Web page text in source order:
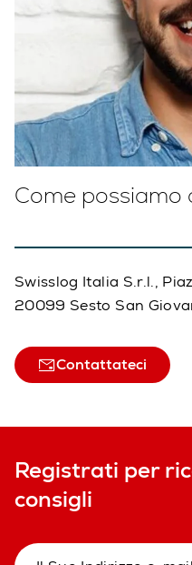
Come
Swisslog Italia S.r.l.,
20099 Sesto San
Contattateci
Registrati per
consigli